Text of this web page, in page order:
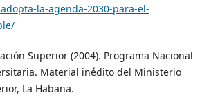
la-agenda-2030-para-el-
Superior (2004). Programa Nacional
Material inédito del Ministerio
La Habana.